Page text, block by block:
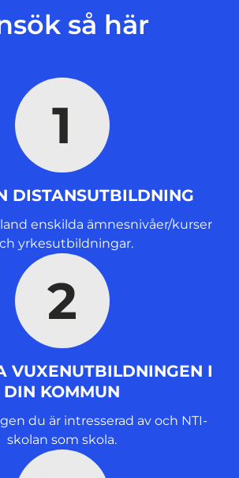
i
t
e
så här
1
DISTANSUTBILDNING
enskilda ämnesnivåer/kurser
yrkesutbildningar.
2
VUXENUTBILDNINGEN I
DIN KOMMUN
du är intresserad av och NTI-
skolan som skola.